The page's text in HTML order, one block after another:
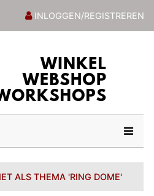
INLOGGEN/REGISTREREN
ALS THEMA 'RING DOME'